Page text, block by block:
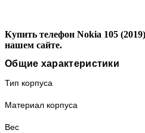
Купить телефон Nokia 105
нашем сайте.
Общие характеристики
Тип корпуса
Материал корпуса
Вес